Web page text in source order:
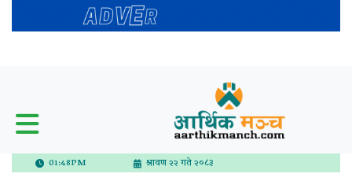
01:48PM श्रावण २२ गते २०८३